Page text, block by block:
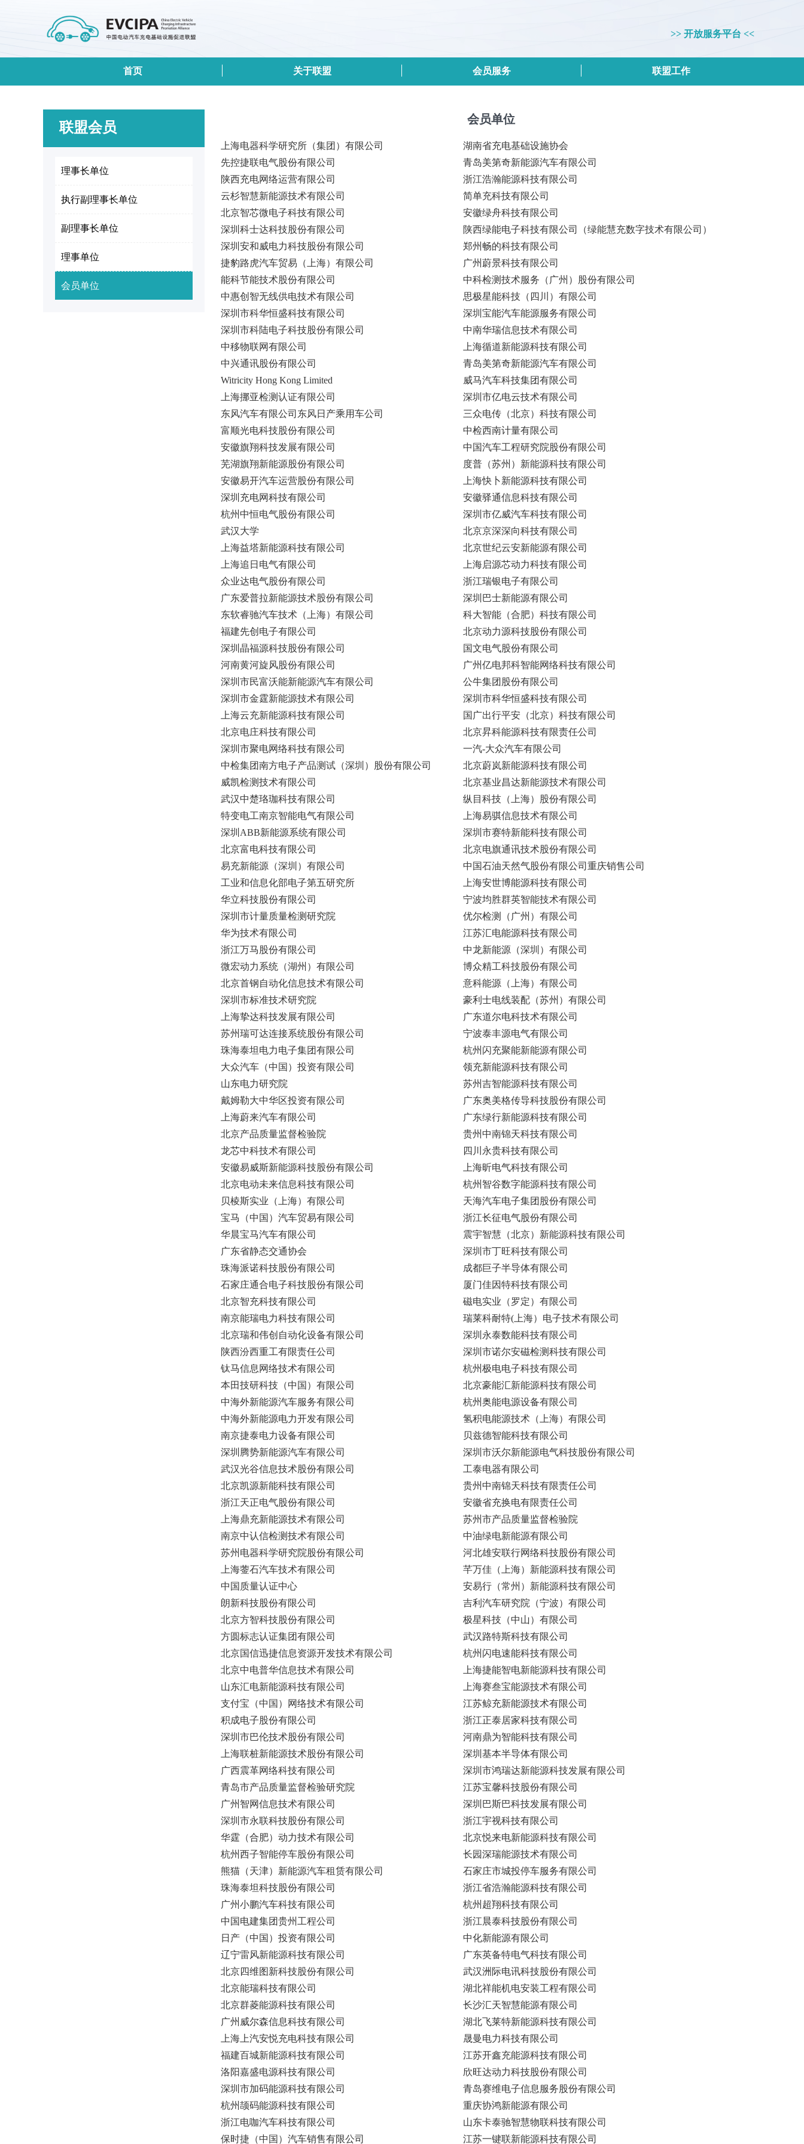
首页 关于联盟 会员服务 联盟工作
>> 开放服务平台 <<
会员单位
上海电器科学研究所（集团）有限公司
先控捷联电气股份有限公司
陕西充电网络运营有限公司
云杉智慧新能源技术有限公司
北京智芯微电子科技有限公司
深圳科士达科技股份有限公司
深圳安和威电力科技股份有限公司
捷豹路虎汽车贸易（上海）有限公司
能科节能技术股份有限公司
中惠创智无线供电技术有限公司
深圳市科华恒盛科技有限公司
深圳市科陆电子科技股份有限公司
中移物联网有限公司
中兴通讯股份有限公司
Witricity Hong Kong Limited
上海挪亚检测认证有限公司
东风汽车有限公司东风日产乘用车公司
富顺光电科技股份有限公司
安徽旗翔科技发展有限公司
芜湖旗翔新能源股份有限公司
安徽易开汽车运营股份有限公司
深圳充电网科技有限公司
杭州中恒电气股份有限公司
武汉大学
上海益塔新能源科技有限公司
上海追日电气有限公司
众业达电气股份有限公司
广东爱普拉新能源技术股份有限公司
东软睿驰汽车技术（上海）有限公司
福建先创电子有限公司
深圳晶福源科技股份有限公司
河南黄河旋风股份有限公司
深圳市民富沃能新能源汽车有限公司
深圳市金霆新能源技术有限公司
上海云充新能源科技有限公司
北京电庄科技有限公司
深圳市聚电网络科技有限公司
中检集团南方电子产品测试（深圳）股份有限公司
威凯检测技术有限公司
武汉中楚珞珈科技有限公司
特变电工南京智能电气有限公司
深圳ABB新能源系统有限公司
北京富电科技有限公司
易充新能源（深圳）有限公司
工业和信息化部电子第五研究所
华立科技股份有限公司
深圳市计量质量检测研究院
华为技术有限公司
浙江万马股份有限公司
微宏动力系统（湖州）有限公司
北京首钢自动化信息技术有限公司
深圳市标准技术研究院
上海挚达科技发展有限公司
苏州瑞可达连接系统股份有限公司
珠海泰坦电力电子集团有限公司
大众汽车（中国）投资有限公司
山东电力研究院
戴姆勒大中华区投资有限公司
上海蔚来汽车有限公司
北京产品质量监督检验院
龙芯中科技术有限公司
安徽易威斯新能源科技股份有限公司
北京电动未来信息科技有限公司
贝棱斯实业（上海）有限公司
宝马（中国）汽车贸易有限公司
华晨宝马汽车有限公司
广东省静态交通协会
珠海派诺科技股份有限公司
石家庄通合电子科技股份有限公司
北京智充科技有限公司
南京能瑞电力科技有限公司
北京瑞和伟创自动化设备有限公司
陕西汾西重工有限责任公司
钛马信息网络技术有限公司
本田技研科技（中国）有限公司
中海外新能源汽车服务有限公司
中海外新能源电力开发有限公司
南京捷泰电力设备有限公司
深圳腾势新能源汽车有限公司
武汉光谷信息技术股份有限公司
北京凯源新能科技有限公司
浙江天正电气股份有限公司
上海鼎充新能源技术有限公司
南京中认信检测技术有限公司
苏州电器科学研究院股份有限公司
上海蓥石汽车技术有限公司
中国质量认证中心
朗新科技股份有限公司
北京方智科技股份有限公司
方圆标志认证集团有限公司
北京国信迅捷信息资源开发技术有限公司
北京中电普华信息技术有限公司
山东汇电新能源科技有限公司
支付宝（中国）网络技术有限公司
积成电子股份有限公司
深圳市巴伦技术股份有限公司
上海联桩新能源技术股份有限公司
广西震革网络科技有限公司
青岛市产品质量监督检验研究院
广州智网信息技术有限公司
深圳市永联科技股份有限公司
华霆（合肥）动力技术有限公司
杭州西子智能停车股份有限公司
熊猫（天津）新能源汽车租赁有限公司
珠海泰坦科技股份有限公司
广州小鹏汽车科技有限公司
中国电建集团贵州工程公司
日产（中国）投资有限公司
辽宁雷风新能源科技有限公司
北京四维图新科技股份有限公司
北京能瑞科技有限公司
北京群菱能源科技有限公司
广州威尔森信息科技有限公司
上海上汽安悦充电科技有限公司
福建百城新能源科技有限公司
洛阳嘉盛电源科技有限公司
深圳市加码能源科技有限公司
杭州颉码能源科技有限公司
浙江电咖汽车科技有限公司
保时捷（中国）汽车销售有限公司
湖南省充电基础设施协会
青岛美第奇新能源汽车有限公司
浙江浩瀚能源科技有限公司
简单充科技有限公司
安徽绿舟科技有限公司
陕西绿能电子科技有限公司（绿能慧充数字技术有限公司）
郑州畅的科技有限公司
广州蔚景科技有限公司
中科检测技术服务（广州）股份有限公司
思极星能科技（四川）有限公司
深圳宝能汽车能源服务有限公司
中南华瑞信息技术有限公司
上海循道新能源科技有限公司
青岛美第奇新能源汽车有限公司
威马汽车科技集团有限公司
深圳市亿电云技术有限公司
三众电传（北京）科技有限公司
中检西南计量有限公司
中国汽车工程研究院股份有限公司
度普（苏州）新能源科技有限公司
上海快卜新能源科技有限公司
安徽驿通信息科技有限公司
深圳市亿威汽车科技有限公司
北京京深深向科技有限公司
北京世纪云安新能源有限公司
上海启源芯动力科技有限公司
浙江瑞银电子有限公司
深圳巴士新能源有限公司
科大智能（合肥）科技有限公司
北京动力源科技股份有限公司
国文电气股份有限公司
广州亿电邦科智能网络科技有限公司
公牛集团股份有限公司
深圳市科华恒盛科技有限公司
国广出行平安（北京）科技有限公司
北京昇科能源科技有限责任公司
一汽-大众汽车有限公司
北京蔚岚新能源科技有限公司
北京基业昌达新能源技术有限公司
纵目科技（上海）股份有限公司
上海易骐信息技术有限公司
深圳市赛特新能科技有限公司
北京电旗通讯技术股份有限公司
中国石油天然气股份有限公司重庆销售公司
上海安世博能源科技有限公司
宁波均胜群英智能技术有限公司
优尔检测（广州）有限公司
江苏汇电能源科技有限公司
中龙新能源（深圳）有限公司
博众精工科技股份有限公司
意科能源（上海）有限公司
豪利士电线装配（苏州）有限公司
广东道尔电科技术有限公司
宁波泰丰源电气有限公司
杭州闪充聚能新能源有限公司
领充新能源科技有限公司
苏州吉智能源科技有限公司
广东奥美格传导科技股份有限公司
广东绿行新能源科技有限公司
贵州中南锦天科技有限公司
四川永贵科技有限公司
上海昕电气科技有限公司
杭州智谷数字能源科技有限公司
天海汽车电子集团股份有限公司
浙江长征电气股份有限公司
震宇智慧（北京）新能源科技有限公司
深圳市丁旺科技有限公司
成都巨子半导体有限公司
厦门佳因特科技有限公司
磁电实业（罗定）有限公司
瑞莱科耐特(上海）电子技术有限公司
深圳永泰数能科技有限公司
深圳市诺尔安磁检测科技有限公司
杭州极电电子科技有限公司
北京豪能汇新能源科技有限公司
杭州奥能电源设备有限公司
氢积电能源技术（上海）有限公司
贝兹德智能科技有限公司
深圳市沃尔新能源电气科技股份有限公司
工泰电器有限公司
贵州中南锦天科技有限责任公司
安徽省充换电有限责任公司
苏州市产品质量监督检验院
中油绿电新能源有限公司
河北雄安联行网络科技股份有限公司
芊万佳（上海）新能源科技有限公司
安易行（常州）新能源科技有限公司
吉利汽车研究院（宁波）有限公司
极星科技（中山）有限公司
武汉路特斯科技有限公司
杭州闪电速能科技有限公司
上海捷能智电新能源科技有限公司
上海赛叁宝能源技术有限公司
江苏鲸充新能源技术有限公司
浙江正泰居家科技有限公司
河南鼎为智能科技有限公司
深圳基本半导体有限公司
深圳市鸿瑞达新能源科技发展有限公司
江苏宝馨科技股份有限公司
深圳巴斯巴科技发展有限公司
浙江宇视科技有限公司
北京悦来电新能源科技有限公司
长园深瑞能源技术有限公司
石家庄市城投停车服务有限公司
浙江省浩瀚能源科技有限公司
杭州超翔科技有限公司
浙江晨泰科技股份有限公司
中化新能源有限公司
广东英备特电气科技有限公司
武汉洲际电讯科技股份有限公司
湖北祥能机电安装工程有限公司
长沙汇天智慧能源有限公司
湖北飞莱特新能源科技有限公司
晟曼电力科技有限公司
江苏开鑫充能源科技有限公司
欣旺达动力科技股份有限公司
青岛赛维电子信息服务股份有限公司
重庆协鸿新能源有限公司
山东卡泰驰智慧物联科技有限公司
江苏一键联新能源科技有限公司
联盟会员
理事长单位
执行副理事长单位
副理事长单位
理事单位
会员单位